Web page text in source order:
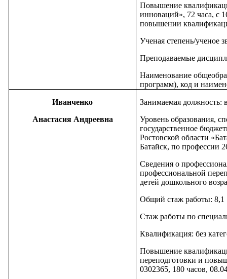
Повышение
инноваций», 72 часа, с
повышении
Ученая степень/ученое
Преподаваемые
Наименование
программ), код и
Иванченко
Анастасия Андреевна
Занимаемая должность:
Уровень образования,
государственное
Ростовской области
Батайск, по профессии
Сведения о
профессиональной
детей дошкольного
Общий стаж работы: 8,1
Стаж работы по
Квалификация: без
Повышение
переподготовки и
0302365, 180 часов,